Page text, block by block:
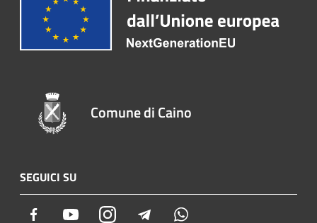
Comune di Caino
SEGUICI SU
Facebook YoutubeInstagram Telegram